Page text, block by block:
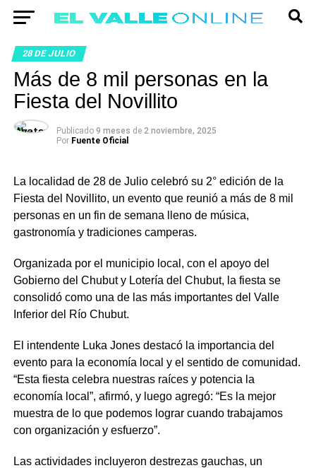
28 DE JULIO
Más de 8 mil personas en la
Fiesta del Novillito
Publicado 9 meses de 2 noviembre, 2025
Por Fuente Oficial
La localidad de 28 de Julio celebró su 2° edición de la
Fiesta del Novillito, un evento que reunió a más de 8 mil
personas en un fin de semana lleno de música,
gastronomía y tradiciones camperas.
Organizada por el municipio local, con el apoyo del
Gobierno del Chubut y Lotería del Chubut, la fiesta se
consolidó como una de las más importantes del Valle
Inferior del Río Chubut.
El intendente Luka Jones destacó la importancia del
evento para la economía local y el sentido de comunidad.
“Esta fiesta celebra nuestras raíces y potencia la
economía local”, afirmó, y luego agregó: “Es la mejor
muestra de lo que podemos lograr cuando trabajamos
con organización y esfuerzo”.
Las actividades incluyeron destrezas gauchas, un